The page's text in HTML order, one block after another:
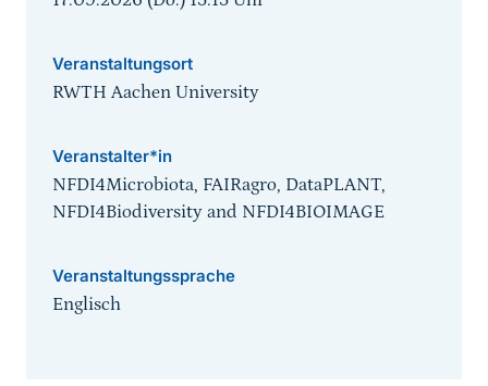
Veranstaltungsort
RWTH Aachen University
Veranstalter*in
NFDI4Microbiota, FAIRagro, DataPLANT,
NFDI4Biodiversity and NFDI4BIOIMAGE
Veranstaltungssprache
Englisch